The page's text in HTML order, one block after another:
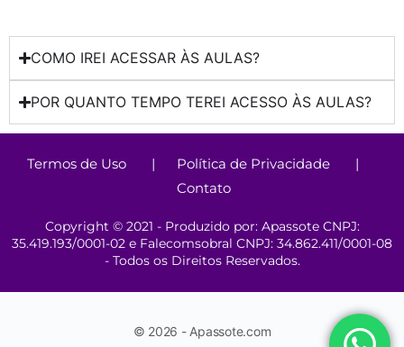
COMO IREI ACESSAR ÀS AULAS?
POR QUANTO TEMPO TEREI ACESSO ÀS AULAS?
Termos de Uso | Política de Privacidade |
Contato
Copyright © 2021 - Produzido por: Apassote CNPJ:
35.419.193/0001-02 e Falecomsobral CNPJ: 34.862.411/0001-08
- Todos os Direitos Reservados.
© 2026 - Apassote.com